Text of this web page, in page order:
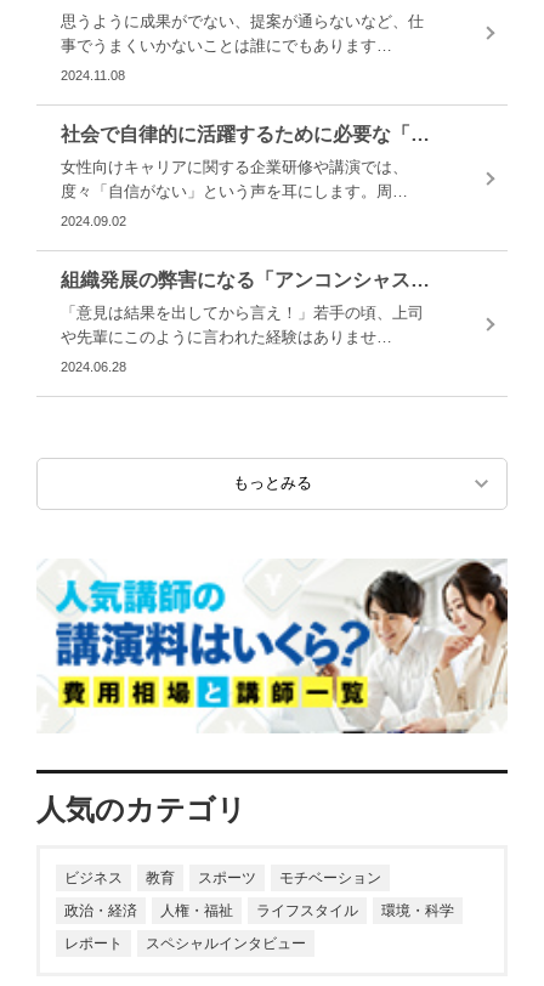
思うように成果がでない、提案が通らないなど、仕
事でうまくいかないことは誰にでもあります…
2024.11.08
社会で自律的に活躍するために必要な「自己肯定感」
女性向けキャリアに関する企業研修や講演では、
度々「自信がない」という声を耳にします。周…
2024.09.02
組織発展の弊害になる「アンコンシャスバイアス」とは
「意見は結果を出してから言え！」若手の頃、上司
や先輩にこのように言われた経験はありませ…
2024.06.28
もっとみる
人気のカテゴリ
ビジネス 教育 スポーツ
モチベーション
政治・経済
人権・福祉 ライフスタイル
環境・科学
レポート
スペシャルインタビュー